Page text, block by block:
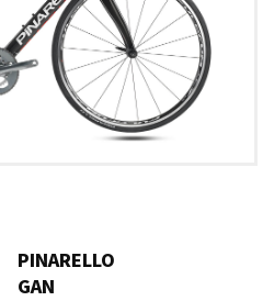
PINARELLO
GAN